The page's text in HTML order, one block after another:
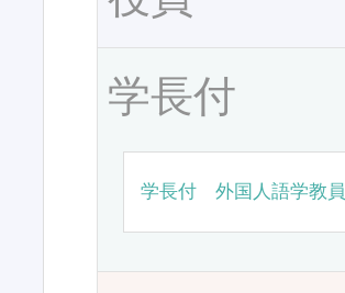
学長付
学長付 外国人語学教員